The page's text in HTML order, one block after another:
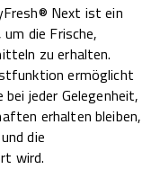
Next ist ein
die Frische,
zu erhalten.
ermöglicht
jeder Gelegenheit,
erhalten bleiben,
die
wird.